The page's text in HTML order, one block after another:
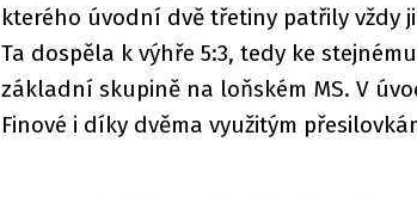
kterého úvodní dvě třetiny patřily vždy
Ta dospěla k výhře 5:3, tedy ke
základní skupině na loňském MS. V
Finové i díky dvěma využitým